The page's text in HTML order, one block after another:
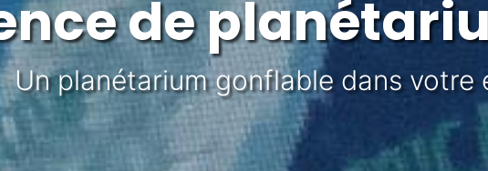
de
Un planétarium gonflable dans votre